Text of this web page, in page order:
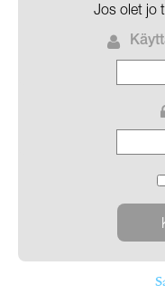
Jos olet jo